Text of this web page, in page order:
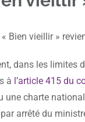
« Bien vieillir »
dans les limites
à l’article 415 du
une charte
arrêté du